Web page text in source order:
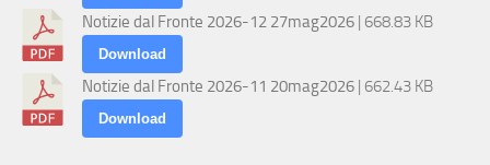
Notizie dal Fronte 2026-12 27mag2026 | 668.83 KB
Download
Notizie dal Fronte 2026-11 20mag2026 | 662.43 KB
Download